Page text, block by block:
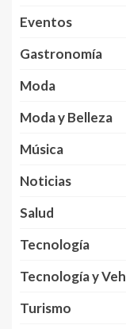
Eventos
Gastronomía
Moda
Moda y Belleza
Música
Noticias
Salud
Tecnología
Tecnología y
Turismo